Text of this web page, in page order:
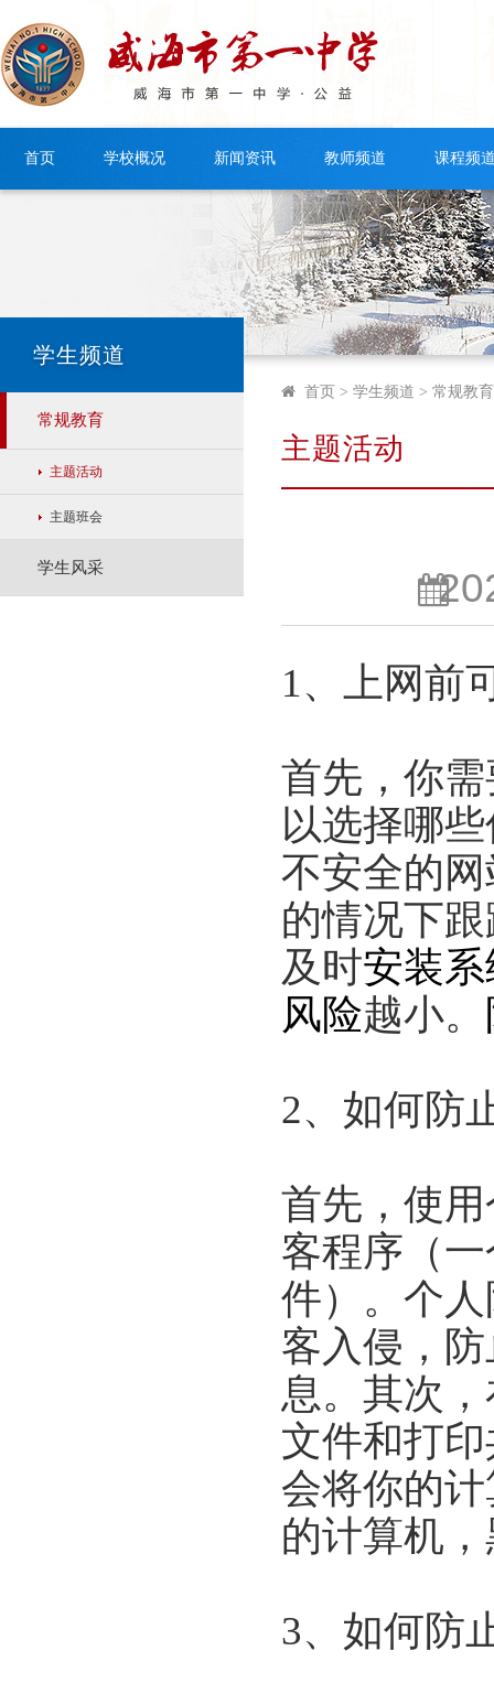
首页 学校概况 新闻资讯 教师频道 课程频
学生频道
常规教育
主题活动
主题班会
学生风采
首页 > 学生频道 > 常规教育
主题活动
1、上网前
首先，你
以选择哪
不安全的
的情况下
及时安装
风险越小。
2、如何防
首先，使
客程序（
件）。个
客入侵，
息。其次
文件和打
会将你的
的计算机
3、如何防